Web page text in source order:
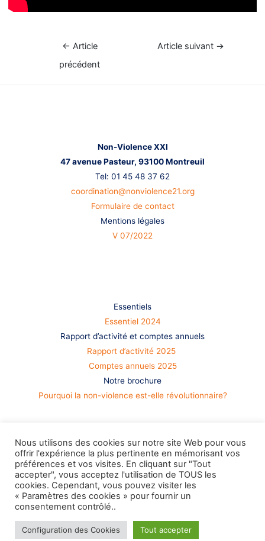
Navigation← Article
précédent
Article suivant →
Non-Violence XXI
47 avenue Pasteur, 93100 Montreuil
Tel: 01 45 48 37 62
coordination@nonviolence21.org
Formulaire de contact
Mentions légales
V 07/2022
Essentiels
Essentiel 2024
Rapport d’activité et comptes annuels
Rapport d’activité 2025
Comptes annuels 2025
Notre brochure
Pourquoi la non-violence est-elle révolutionnaire?
Nous utilisons des cookies sur notre site Web pour vous
offrir l'expérience la plus pertinente en mémorisant vos
préférences et vos visites. En cliquant sur "Tout
accepter", vous acceptez l'utilisation de TOUS les
cookies. Cependant, vous pouvez visiter les
« Paramètres des cookies » pour fournir un
consentement contrôlé..
Configuration des Cookies Tout accepter